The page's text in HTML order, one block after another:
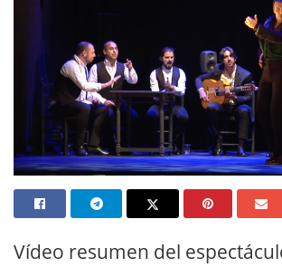
Vídeo resumen del